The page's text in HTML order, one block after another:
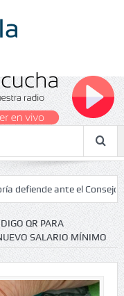
ante el Consejo de
QR PARA
SALARIO MÍNIMO